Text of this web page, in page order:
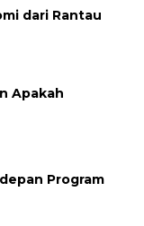
dari Rantau
Apakah
Program